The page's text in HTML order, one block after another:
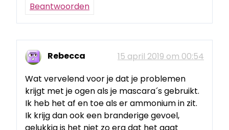
Beantwoorden
Rebecca
15 april 2019 om 00:54
Wat vervelend voor je dat je problemen
krijgt met je ogen als je mascara´s gebruikt.
Ik heb het af en toe als er ammonium in zit.
Ik krijg dan ook een branderige gevoel,